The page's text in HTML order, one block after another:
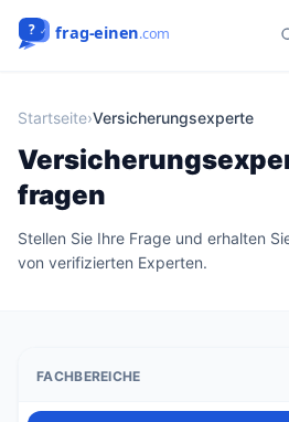
Startseite›Versicherungsexperte
fragen
Stellen Sie Ihre Frage und erhalten
von verifizierten Experten.
FACHBEREICHE